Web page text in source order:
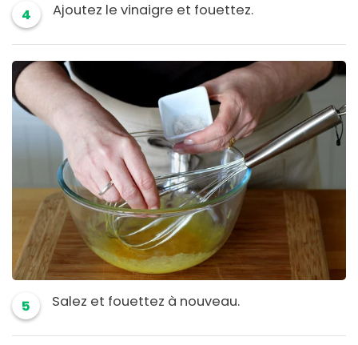
4 Ajoutez le vinaigre et fouettez.
5 Salez et fouettez à nouveau.